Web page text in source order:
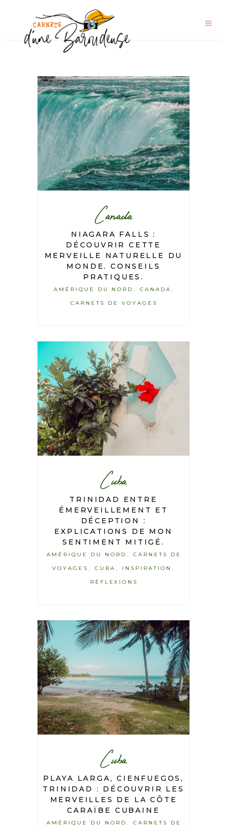
Canada
NIAGARA FALLS :
DÉCOUVRIR CETTE
MERVEILLE NATURELLE DU
MONDE. CONSEILS
PRATIQUES.
AMÉRIQUE DU NORD CANADA
CARNETS DE VOYAGES
Cuba
TRINIDAD ENTRE
ÉMERVEILLEMENT ET
DÉCEPTION :
EXPLICATIONS DE MON
SENTIMENT MITIGÉ.
AMÉRIQUE DU NORD CARNETS DE
VOYAGES CUBA INSPIRATION
RÉFLEXIONS
Cuba
PLAYA LARGA, CIENFUEGOS,
TRINIDAD : DÉCOUVRIR LES
MERVEILLES DE LA CÔTE
CARAÏBE CUBAINE
AMÉRIQUE DU NORD CARNETS DE